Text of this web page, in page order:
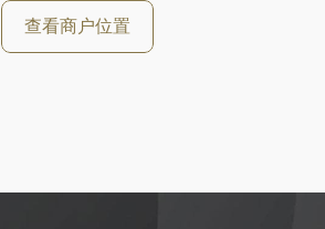
查看商户位置